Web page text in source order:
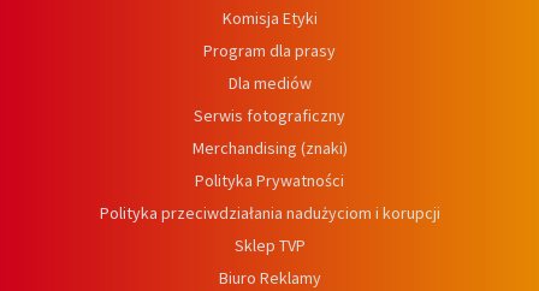
Komisja Etyki
Program dla prasy
Dla mediów
Serwis fotograficzny
Merchandising (znaki)
Polityka Prywatności
Polityka przeciwdziałania nadużyciom i korupcji
Sklep TVP
Biuro Reklamy